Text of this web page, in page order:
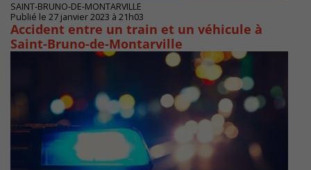
SAINT-BRUNO-DE-MONTARVILLE
Publié le 27 janvier 2023 à 21h03
Accident entre un train et un véhicule à
Saint-Bruno-de-Montarville